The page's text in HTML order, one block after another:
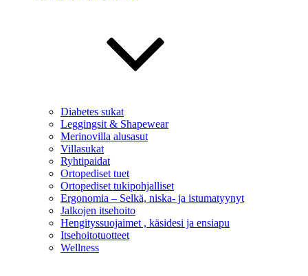
Diabetes sukat
Leggingsit & Shapewear
Merinovilla alusasut
Villasukat
Ryhtipaidat
Ortopediset tuet
Ortopediset tukipohjalliset
Ergonomia – Selkä, niska- ja istumatyynyt
Jalkojen itsehoito
Hengityssuojaimet , käsidesi ja ensiapu
Itsehoitotuotteet
Wellness